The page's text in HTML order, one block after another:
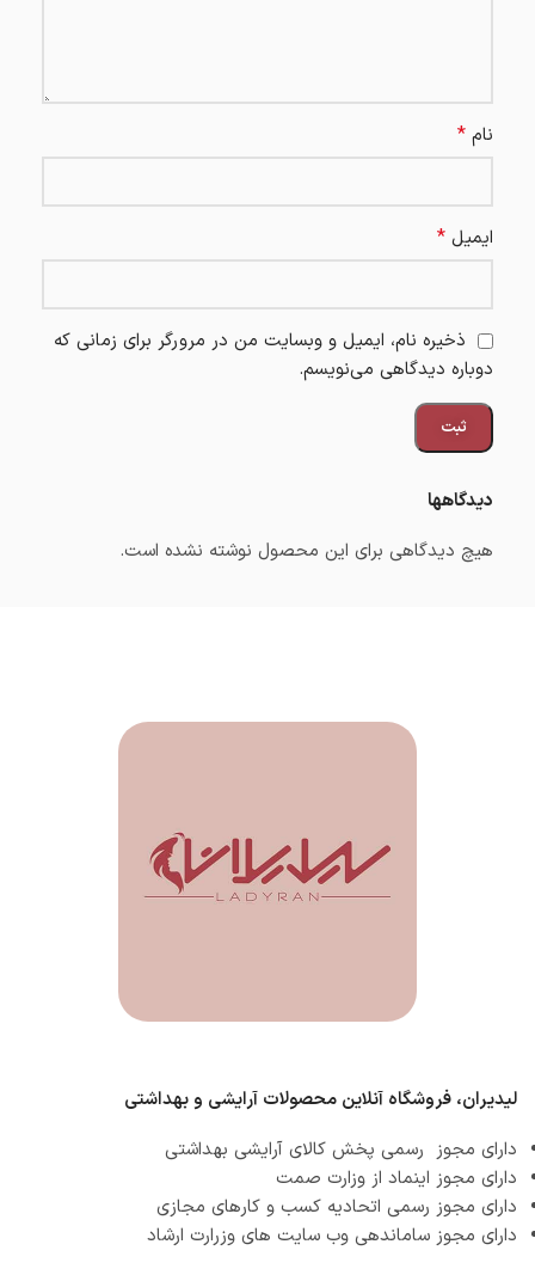
دیدگاهها
هیچ دیدگاهی برای این محصول نوشته نشده است.
نام *
ایمیل *
ذخیره نام، ایمیل و وبسایت من در مرورگر برای زمانی که
دوباره دیدگاهی می‌نویسم.
لیدیران، فروشگاه آنلاین محصولات آرایشی و بهداشتی
دارای مجوز رسمی پخش کالای آرایشی بهداشتی
دارای مجوز اینماد از وزارت صمت
دارای مجوز رسمی اتحادیه کسب و کارهای مجازی
دارای مجوز ساماندهی وب سایت های وزرارت ارشاد